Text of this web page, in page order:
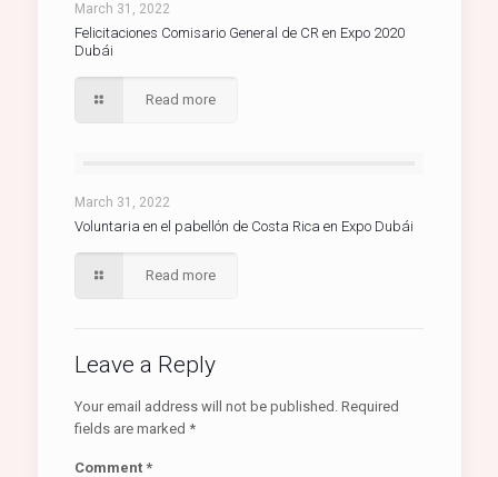
March 31, 2022
Felicitaciones Comisario General de CR en Expo 2020
Dubái
Read more
March 31, 2022
Voluntaria en el pabellón de Costa Rica en Expo Dubái
Read more
Leave a Reply
Your email address will not be published. Required
fields are marked *
Comment *